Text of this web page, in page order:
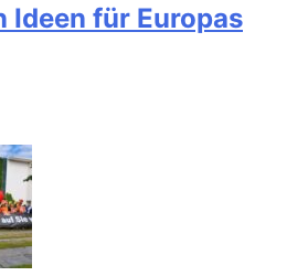
Ideen für Europas